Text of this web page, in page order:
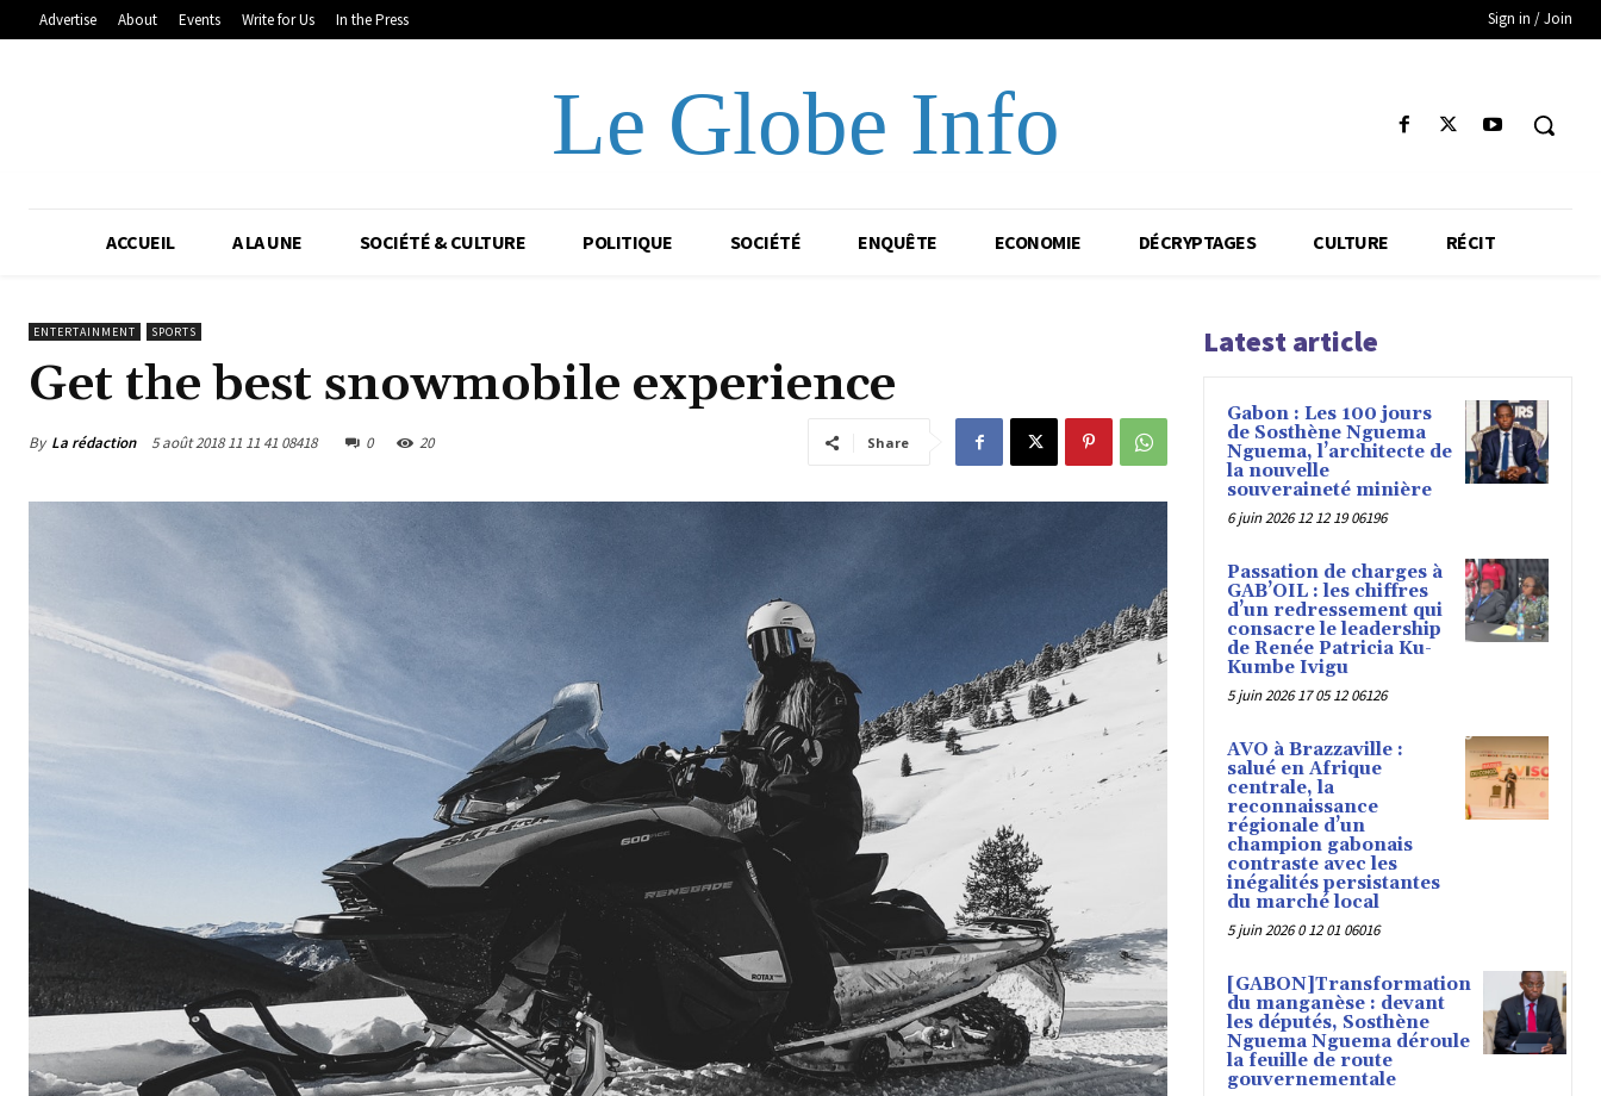
Advertise About Events Write for Us In the Press Sign in / Join
Le Globe Info
ACCUEIL A LA UNE SOCIÉTÉ & CULTURE POLITIQUE SOCIÉTÉ ENQUÊTE ECONOMIE DÉCRYPTAGES CULTURE RÉCIT
ENTERTAINMENT SPORTS
Get the best snowmobile experience
By La rédaction 5 août 2018 11 11 41 08418 0 20 Share
Latest article
Gabon : Les 100 jours
de Sosthène Nguema
Nguema, l’architecte de
la nouvelle
souveraineté minière
6 juin 2026 12 12 19 06196
Passation de charges à
GAB’OIL : les chiffres
d’un redressement qui
consacre le leadership
de Renée Patricia Ku-
Kumbe Ivigu
5 juin 2026 17 05 12 06126
AVO à Brazzaville :
salué en Afrique
centrale, la
reconnaissance
régionale d’un
champion gabonais
contraste avec les
inégalités persistantes
du marché local
5 juin 2026 0 12 01 06016
[GABON]Transformation
du manganèse : devant
les députés, Sosthène
Nguema Nguema déroule
la feuille de route
gouvernementale